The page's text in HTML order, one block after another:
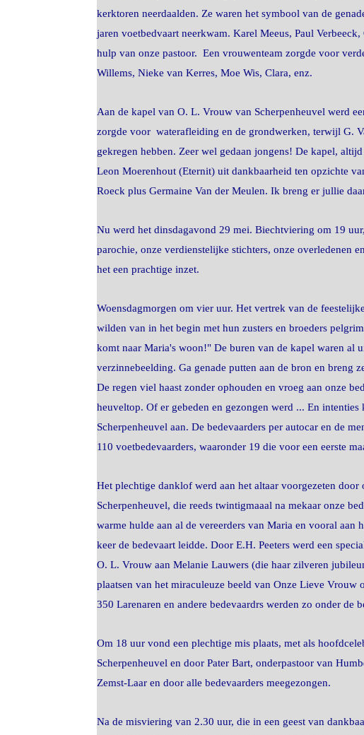
kerktoren neerdaalden. Ze waren het symbool van de
jaren voetbedvaart neerkwam. Karel Meeus, Paul
hulp van onze pastoor. Een vrouwenteam zorgde voor
Willems, Nieke van Kerres, Moe Wis, Clara, enz.
Aan de kapel van O. L. Vrouw van Scherpenheuvel werd
zorgde voor waterafleiding en de grondwerken, terwijl G.
gekregen hebben. Zeer wel gedaan jongens! De kapel,
Leon Moerenhout (Eternit) uit dankbaarheid ten opzichte
Roeck plus Germaine Van der Meulen. Ik breng er jullie
Nu werd het dinsdagavond 29 mei. Biechtviering om 19
parochie, onze verdienstelijke stichters, onze overledenen
het een prachtige inzet.
Woensdagmorgen om vier uur. Het vertrek van de
wilden van in het begin met hun zusters en broeders
komt naar Maria's woon!" De buren van de kapel waren al
verzinnebeelding. Ga genade putten aan de bron en breng
De regen viel haast zonder ophouden en vroeg aan onze
heuveltop. Of er gebeden en gezongen werd ... En
Scherpenheuvel aan. De bedevaarders per autocar en de
110 voetbedevaarders, waaronder 19 die voor een eerste
Het plechtige danklof werd aan het altaar voorgezeten door
Scherpenheuvel, die reeds twintigmaaal na mekaar onze
warme hulde aan al de vereerders van Maria en vooral
keer de bedevaart leidde. Door E.H. Peeters werd een
O. L. Vrouw aan Melanie Lauwers (die haar zilveren
plaatsen van het miraculeuze beeld van Onze Lieve Vrouw
350 Larenaren en andere bedevaardrs werden zo onder de
Om 18 uur vond een plechtige mis plaats, met als
Scherpenheuvel en door Pater Bart, onderpastoor van
Zemst-Laar en door alle bedevaarders meegezongen.
Na de misviering van 2.30 uur, die in een geest van